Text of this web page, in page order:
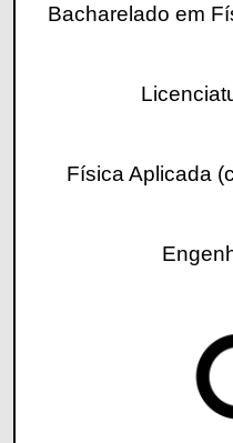
Bacharelado em
Física Aplicada